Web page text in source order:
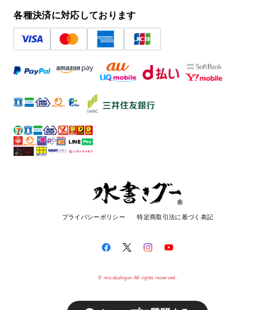
各種決済に対応しております
プライバシーポリシー 特定商取引法に基づく表記
© mizukakigoo All rights reserved.